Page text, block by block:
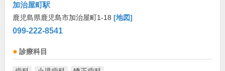
加治屋町駅
鹿児島県鹿児島市加治屋町1-18 [地図]
099-222-8541
診療科目